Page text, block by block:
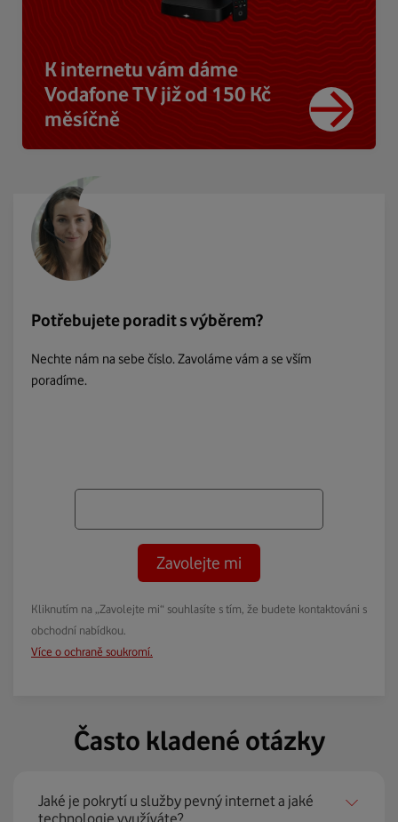
K internetu vám dáme
Vodafone TV již od 150 Kč
měsíčně
Potřebujete poradit s výběrem?
Nechte nám na sebe číslo. Zavoláme vám a se vším
poradíme.
Zavolejte mi
Kliknutím na „Zavolejte mi“ souhlasíte s tím, že budete kontaktováni s
obchodní nabídkou.
Více o ochraně soukromí.
Často kladené otázky
Jaké je pokrytí u služby pevný internet a jaké
technologie využíváte?